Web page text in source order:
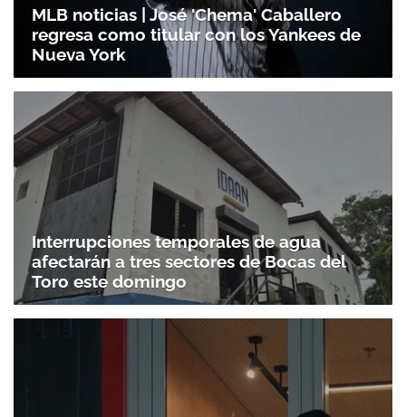
MLB noticias | José 'Chema' Caballero
regresa como titular con los Yankees de
Nueva York
Interrupciones temporales de agua
afectarán a tres sectores de Bocas del
Toro este domingo